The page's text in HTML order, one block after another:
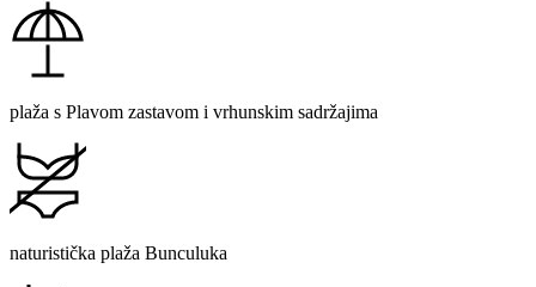
plaža s Plavom zastavom i vrhunskim sadržajima
naturistička plaža Bunculuka